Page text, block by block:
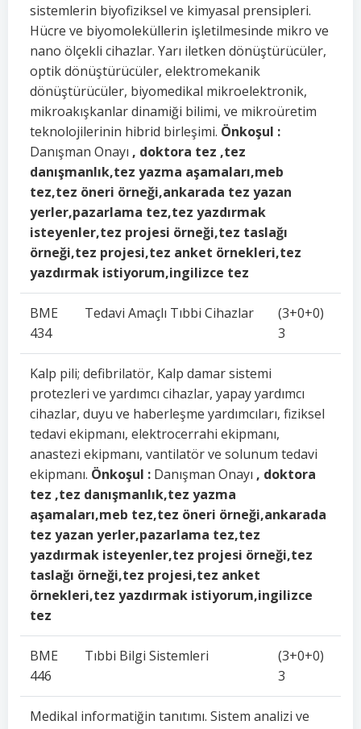
sistemlerin biyofiziksel ve kimyasal prensipleri.
Hücre ve biyomoleküllerin işletilmesinde mikro ve
nano ölçekli cihazlar. Yarı iletken dönüştürücüler,
optik dönüştürücüler, elektromekanik
dönüştürücüler, biyomedikal mikroelektronik,
mikroakışkanlar dinamiği bilimi, ve mikroüretim
teknolojilerinin hibrid birleşimi. Önkoşul :
Danışman Onayı , doktora tez ,tez
danışmanlık,tez yazma aşamaları,meb
tez,tez öneri örneği,ankarada tez yazan
yerler,pazarlama tez,tez yazdırmak
isteyenler,tez projesi örneği,tez taslağı
örneği,tez projesi,tez anket örnekleri,tez
yazdırmak istiyorum,ingilizce tez
BME
434
Tedavi Amaçlı Tıbbi Cihazlar
(3+0+0)
3
Kalp pili; defibrilatör, Kalp damar sistemi
protezleri ve yardımcı cihazlar, yapay yardımcı
cihazlar, duyu ve haberleşme yardımcıları, fiziksel
tedavi ekipmanı, elektrocerrahi ekipmanı,
anastezi ekipmanı, vantilatör ve solunum tedavi
ekipmanı. Önkoşul : Danışman Onayı , doktora
tez ,tez danışmanlık,tez yazma
aşamaları,meb tez,tez öneri örneği,ankarada
tez yazan yerler,pazarlama tez,tez
yazdırmak isteyenler,tez projesi örneği,tez
taslağı örneği,tez projesi,tez anket
örnekleri,tez yazdırmak istiyorum,ingilizce
tez
BME
446
Tıbbi Bilgi Sistemleri
(3+0+0)
3
Medikal informatiğin tanıtımı. Sistem analizi ve